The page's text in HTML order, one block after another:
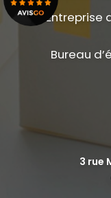
Entreprise
Bureau
3 rue
Voir le certificat